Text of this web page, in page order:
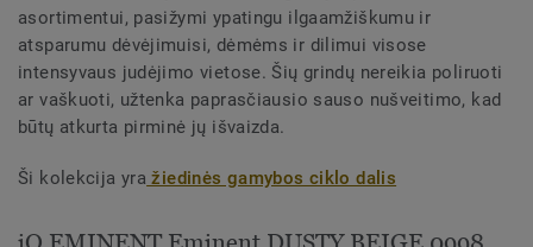
asortimentui, pasižymi ypatingu ilgaamžiškumu ir
atsparumu dėvėjimuisi, dėmėms ir dilimui visose
intensyvaus judėjimo vietose. Šių grindų nereikia poliruoti
ar vaškuoti, užtenka paprasčiausio sauso nušveitimo, kad
būtų atkurta pirminė jų išvaizda.
Ši kolekcija yra žiedinės gamybos ciklo dalis